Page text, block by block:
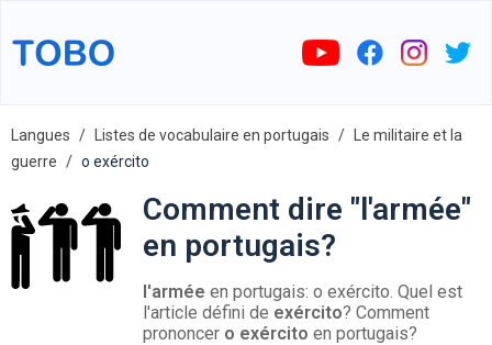
Langues Listes de vocabulaire en portugais
Le militaire et la
guerre
o exército
Comment dire "l'armée"
en portugais?
l'armée en portugais: o exército. Quel est
l'article défini de exército? Comment
prononcer o exército en portugais?